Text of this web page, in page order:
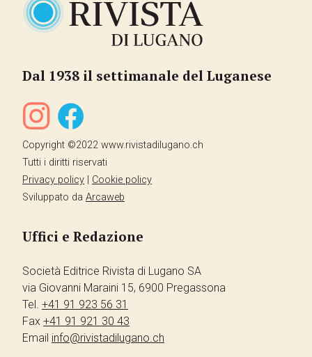
Dal 1938 il settimanale del Luganese
Copyright ©2022 www.rivistadilugano.ch
Tutti i diritti riservati
Privacy policy
Cookie policy
Sviluppato da Arcaweb
Uffici e Redazione
Società Editrice Rivista di Lugano SA
via Giovanni Maraini 15, 6900 Pregassona
Tel. +41 91 923 56 31
Fax +41 91 921 30 43
Email info@rivistadilugano.ch